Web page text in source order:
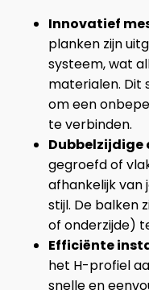
Innovatief
planken zijn
systeem, wat
materialen. Dit
om een
te verbinden.
Dubbelzijdige
gegroefd of
afhankelijk van
stijl. De balken
of onderzijde)
Efficiënte
het H-profiel
snelle en